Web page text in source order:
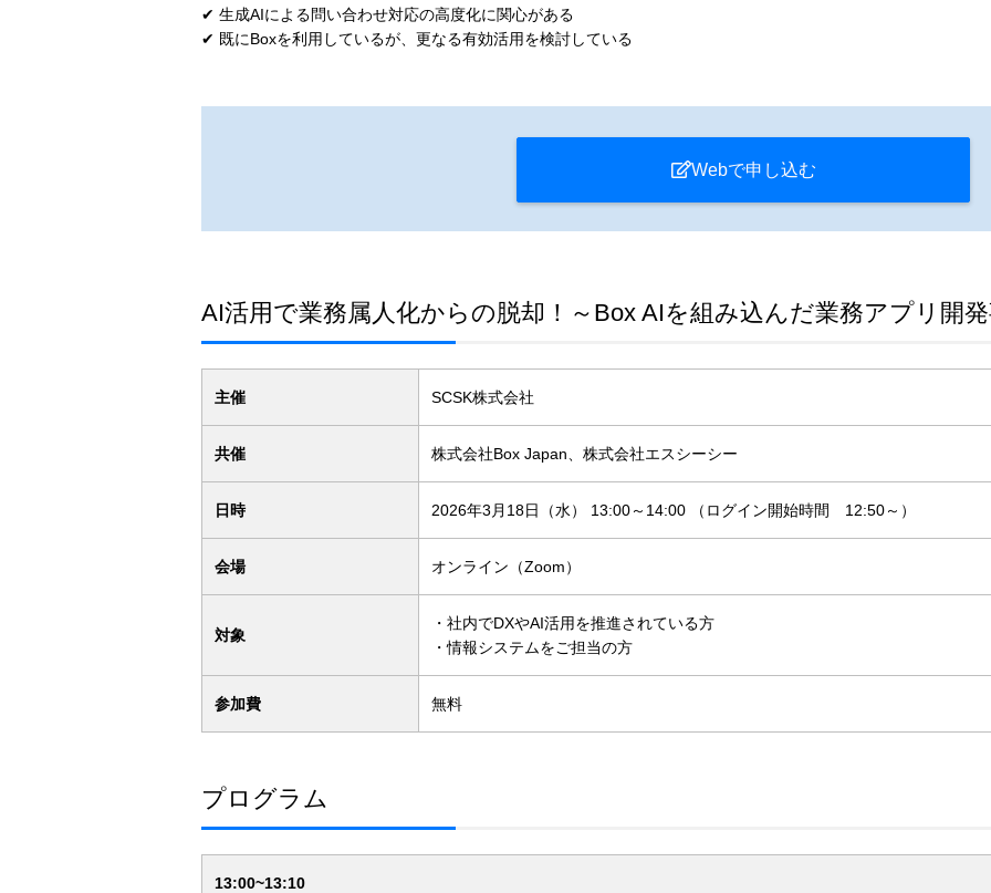
✔ 生成AIによる問い合わせ対応の高度化に関心がある
✔ 既にBoxを利用しているが、更なる有効活用を検討している
Webで申し込む
AI活用で業務属人化からの脱却！～Box AIを組み込んだ業務アプリ開
主催 SCSK株式会社
共催 株式会社Box Japan、株式会社エスシーシー
日時 2026年3月18日（水） 13:00～14:00 （ログイン開始時間 12:50～）
会場 オンライン（Zoom）
対象
・社内でDXやAI活用を推進されている方
・情報システムをご担当の方
参加費 無料
プログラム
13:00~13:10